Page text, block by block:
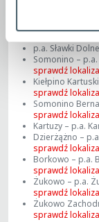
sprawdź
p.a. Sławki Dolne
Somonino –
sprawdź
Kiełpino
sprawdź
Somonino
sprawdź
Kartuzy – p.a.
Dzierżążno –
sprawdź
Borkowo – p.a.
sprawdź
Żukowo – p.a.
sprawdź
Żukowo
sprawdź